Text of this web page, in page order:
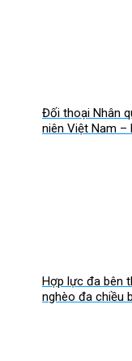
Đối thoại Nhân
niên Việt Nam –
Hợp lực đa bên
nghèo đa chiều